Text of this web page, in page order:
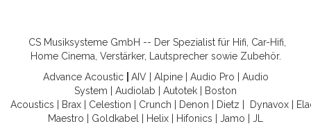
CS Musiksysteme GmbH -- Der Spezialist für Hifi, Car-Hifi,
Home Cinema, Verstärker, Lautsprecher sowie Zubehör.
Advance Acoustic
AIV| Alpine| Audio Pro
Audio
System
Audiolab Autotek
Boston
Acoustics
Brax Celestion Crunch Denon Dietz Dynavox
Maestro
Goldkabel Helix Hifonics Jamo
JL